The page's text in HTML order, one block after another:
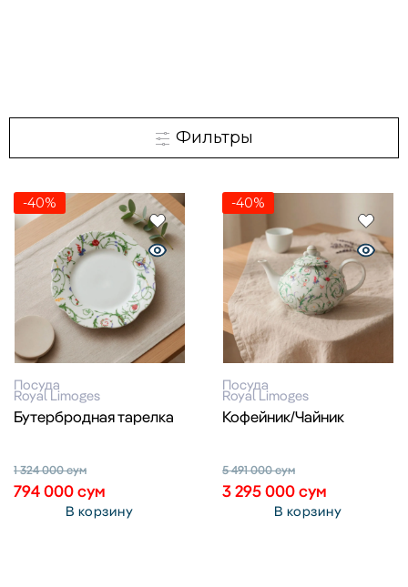
Фильтры
-40%
Посуда
Royal Limoges
Бутербродная тарелка
1 324 000сум
794 000сум
В корзину
-40%
Посуда
Royal Limoges
Кофейник/Чайник
5 491 000сум
3 295 000сум
В корзину